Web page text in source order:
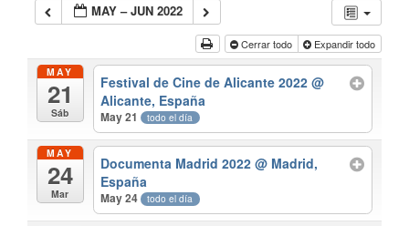
MAY – JUN 2022
Cerrar todo Expandir todo
MAY
21
Sáb
Festival de Cine de Alicante 2022@
Alicante, España
May 21 todo el día
MAY
24
Mar
Documenta Madrid 2022@ Madrid,
España
May 24 todo el día